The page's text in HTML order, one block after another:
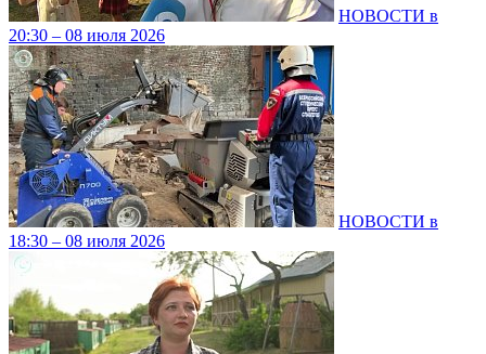
НОВОСТИ в
20:30 – 08 июля 2026
НОВОСТИ в
18:30 – 08 июля 2026